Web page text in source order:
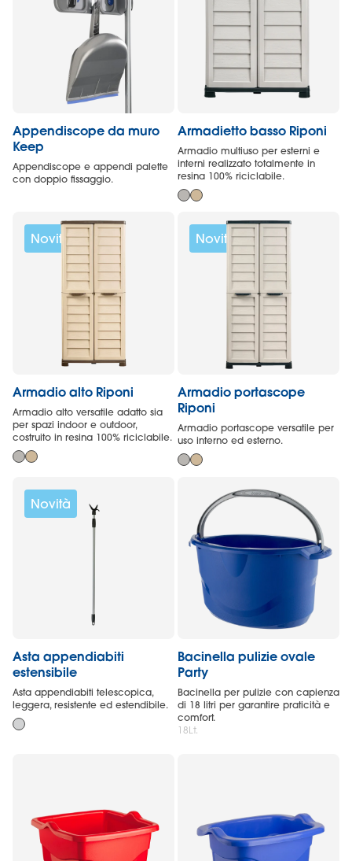
Appendiscope da muro
Keep
Appendiscope e appendi palette
con doppio fissaggio.
Armadietto basso Riponi
Armadio multiuso per esterni e
interni realizzato totalmente in
resina 100% riciclabile.
Novità
Armadio alto Riponi
Armadio alto versatile adatto sia
per spazi indoor e outdoor,
costruito in resina 100% riciclabile.
Novità
Armadio portascope
Riponi
Armadio portascope versatile per
uso interno ed esterno.
Novità
Asta appendiabiti
estensibile
Asta appendiabiti telescopica,
leggera, resistente ed estendibile.
Bacinella pulizie ovale
Party
Bacinella per pulizie con capienza
di 18 litri per garantire praticità e
comfort.
18Lt.